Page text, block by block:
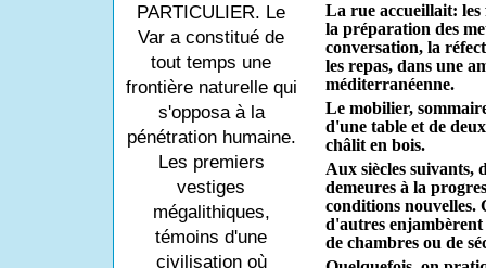
PARTICULIER. Le
Var a constitué de
tout temps une
frontière naturelle qui
s'opposa à la
pénétration humaine.
Les premiers
vestiges
mégalithiques,
témoins d'une
civilisation où
La rue accueillait: les
la préparation des
conversation, la
les repas, dans une
méditerranéenne.
Le mobilier,
d'une table et de
châlit en bois.
Aux siècles suivants,
demeures à la
conditions nouvelles.
d'autres
de chambres ou de